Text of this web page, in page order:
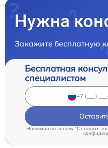
Нужна
Закажите бесплатную
Бесплатная
специалистом
Нажимая на кнопку "Оставить